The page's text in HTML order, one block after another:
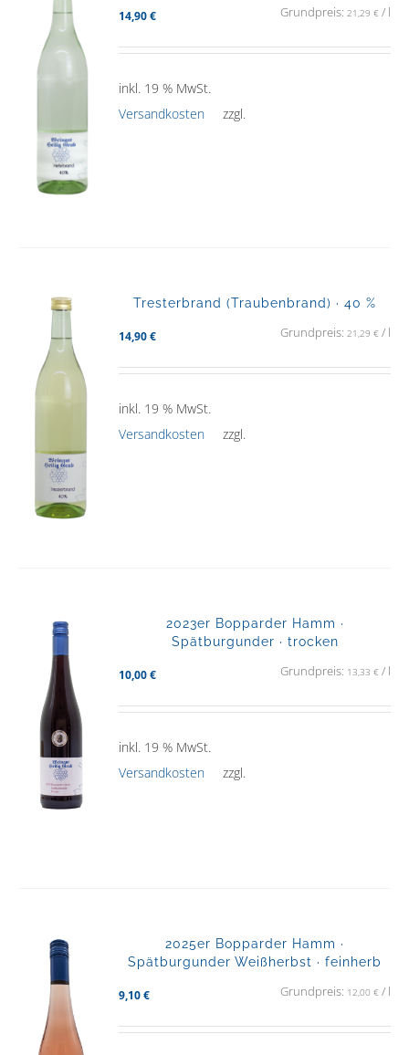
14,90€ Grundpreis: 21,29 €/ l
inkl. 19 % MwSt.
zzgl.
Versandkosten
Tresterbrand (Traubenbrand) · 40 %
14,90€ Grundpreis: 21,29 €/ l
inkl. 19 % MwSt.
zzgl.
Versandkosten
2023er Bopparder Hamm ·
Spätburgunder · trocken
10,00€ Grundpreis: 13,33 €/ l
inkl. 19 % MwSt.
zzgl.
Versandkosten
2025er Bopparder Hamm ·
Spätburgunder Weißherbst · feinherb
9,10€ Grundpreis: 12,00 €/ l